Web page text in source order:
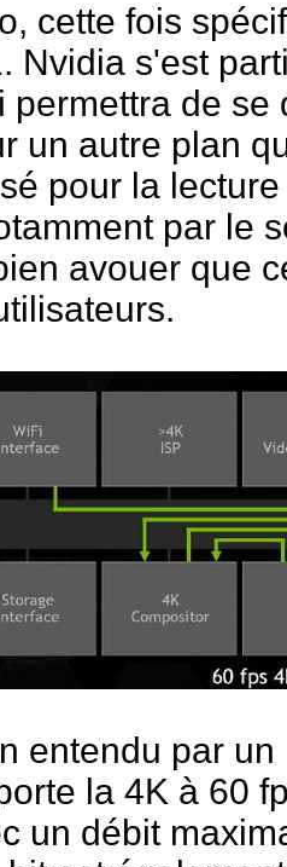
cette fois
Nvidia s'est
permettra de
un autre plan
pour la
par le
avouer que
entendu par
la 4K à 60
un débit